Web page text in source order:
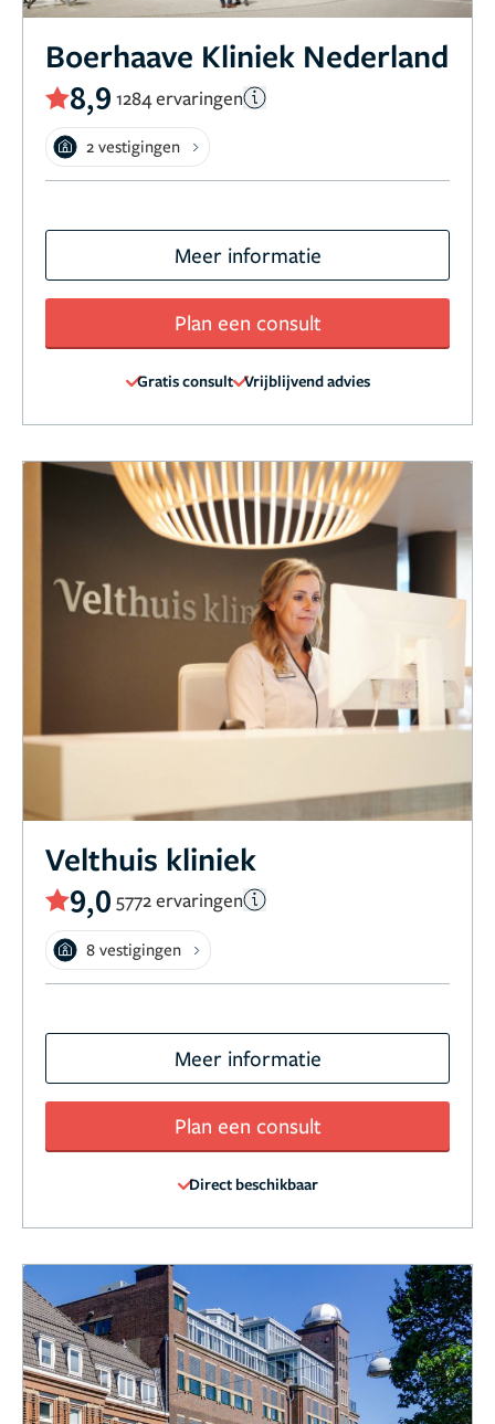
Boerhaave Kliniek Nederland
8,9 1284 ervaringen
2 vestigingen
Meer informatie
Plan een consult
Gratis consult Vrijblijvend advies
Velthuis kliniek
9,0 5772 ervaringen
8 vestigingen
Meer informatie
Plan een consult
Direct beschikbaar